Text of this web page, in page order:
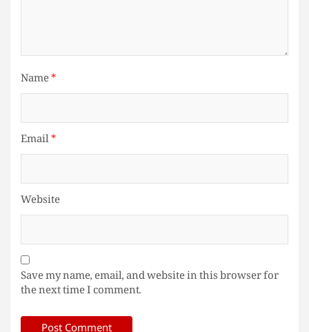
Name*
Email*
Website
Save my name, email, and website in this browser for
the next time I comment.